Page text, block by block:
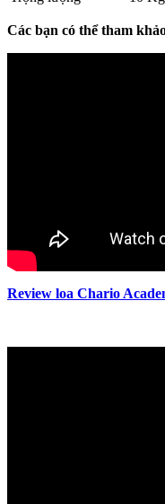
Các bạn có thể tham
Review loa Chario